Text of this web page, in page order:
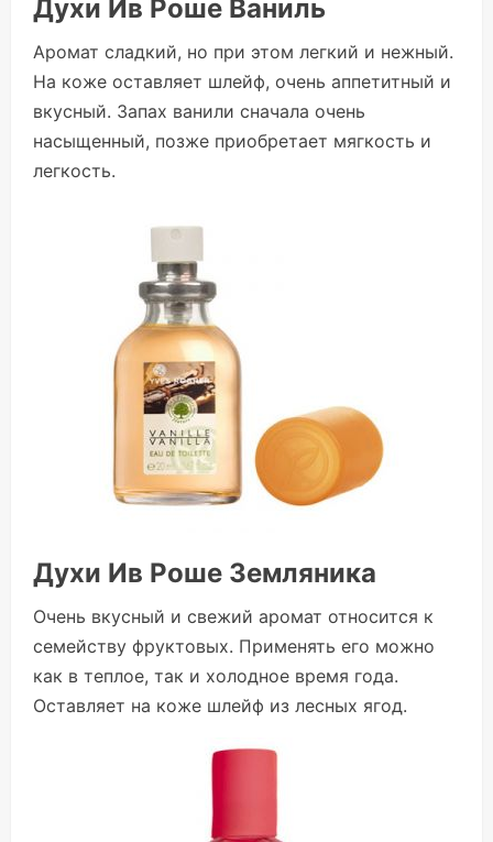
Духи Ив Роше Ваниль
Аромат сладкий, но при этом легкий и нежный.
На коже оставляет шлейф, очень аппетитный и
вкусный. Запах ванили сначала очень
насыщенный, позже приобретает мягкость и
легкость.
Духи Ив Роше Земляника
Очень вкусный и свежий аромат относится к
семейству фруктовых. Применять его можно
как в теплое, так и холодное время года.
Оставляет на коже шлейф из лесных ягод.